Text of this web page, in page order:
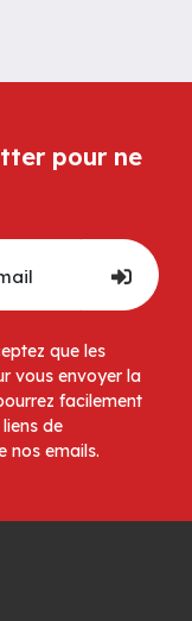
pour ne
que les
vous envoyer la
facilement
de
nos emails.